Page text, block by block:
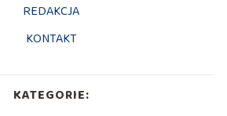
REDAKCJA
KONTAKT
KATEGORIE: